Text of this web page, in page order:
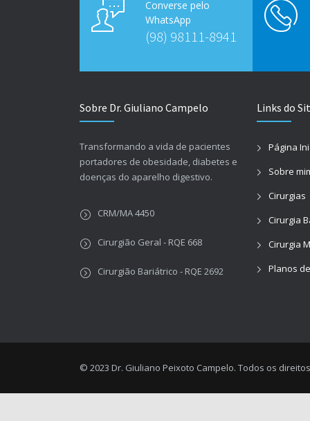
Converse pelo
WhatsApp
(98) 98111-8941
Sobre Dr. Giuliano Campelo
Transformando a vida de pacientes
portadores de obesidade, diabetes e
doenças do aparelho digestivo.
CRM/MA 4450
Cirurgião Geral - RQE 668
Cirurgião Bariátrico - RQE 2692
Links do
Página
Sobre
Cirurgias
Cirurgia
Cirurgia
Planos
© 2023 Dr. Giuliano Peixoto Campelo. Todos os